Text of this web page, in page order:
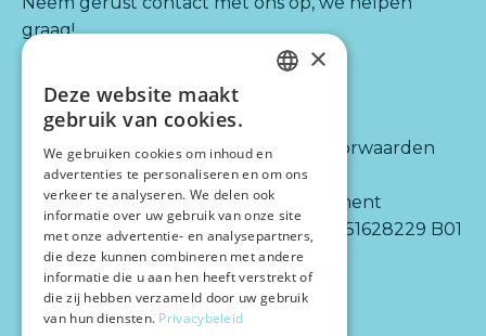
graag!
Kijk ook naar:
Diensten
Integraties
Partners
Over ons
Informatie
Algemene voorwaarden
Disclaimer
Privacy statement
BTW-nr.: NL 851628229 B01
×
Deze website maakt
gebruik van cookies.
We gebruiken cookies om inhoud en
advertenties te personaliseren en om ons
verkeer te analyseren. We delen ook
informatie over uw gebruik van onze site
met onze advertentie- en analysepartners,
die deze kunnen combineren met andere
informatie die u aan hen heeft verstrekt of
die zij hebben verzameld door uw gebruik
van hun diensten. Privacybeleid